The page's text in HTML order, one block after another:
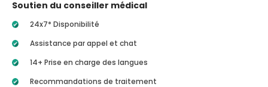
Soutien du conseiller médical
24x7* Disponibilité
Assistance par appel et chat
14+ Prise en charge des langues
Recommandations de traitement